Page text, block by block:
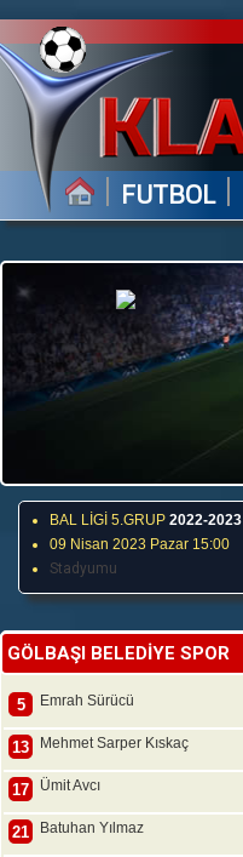
| FUTBOL |
BAL LİGİ 5.GRUP 2022-2023
09 Nisan 2023 Pazar 15:00
Stadyumu
GÖLBAŞI BELEDİYE SPOR
5 Emrah Sürücü
13 Mehmet Sarper Kıskaç
17 Ümit Avcı
21 Batuhan Yılmaz